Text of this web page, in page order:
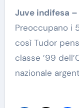
Juve indifesa –
Preoccupano i
così Tudor
classe ’99
nazionale